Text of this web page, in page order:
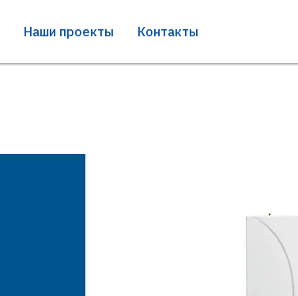
Наши проекты Контакты